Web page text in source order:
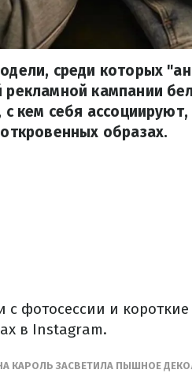
среди которых
рекламной кампании
с кем себя
образах.
с фотосессии и
в Instagram.
КАРОЛЬ ЗАСВЕТИЛА ПЫШНОЕ